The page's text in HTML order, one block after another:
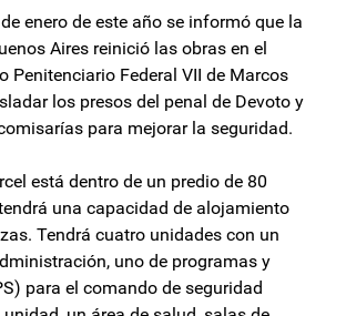
enero de este año se informó que la
Aires reinició las obras en el
Penitenciario Federal VII de Marcos
los presos del penal de Devoto y
para mejorar la seguridad.
está dentro de un predio de 80
una capacidad de alojamiento
Tendrá cuatro unidades con un
uno de programas y
para el comando de seguridad